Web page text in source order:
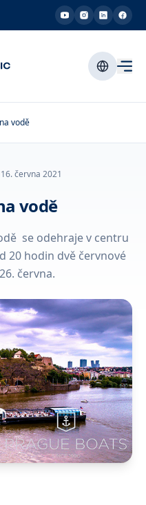
vodě
16. června 2021
vodě
se odehraje v centru
20 hodin dvě červnové
června.